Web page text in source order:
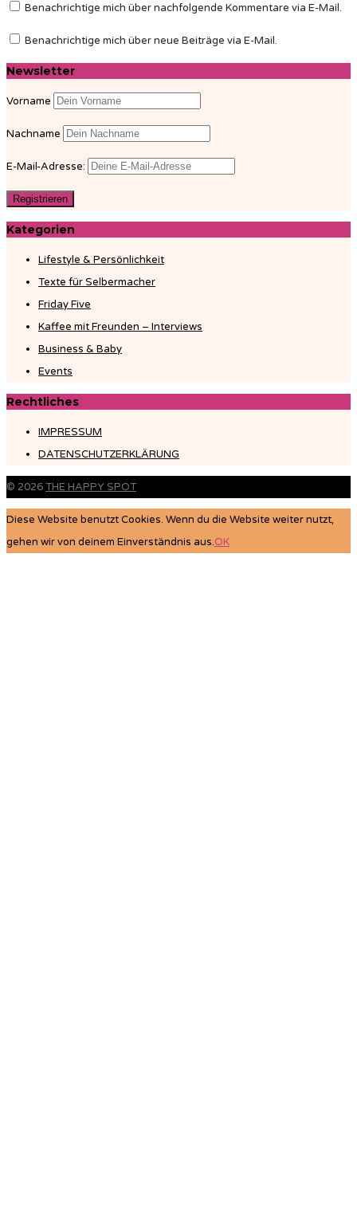
Benachrichtige mich über nachfolgende Kommentare via E-Mail.
Benachrichtige mich über neue Beiträge via E-Mail.
Newsletter
Vorname
Nachname
E-Mail-Adresse:
Kategorien
Lifestyle & Persönlichkeit
Texte für Selbermacher
Friday Five
Kaffee mit Freunden – Interviews
Business & Baby
Events
Rechtliches
IMPRESSUM
DATENSCHUTZERKLÄRUNG
© 2026THE HAPPY SPOT
Diese Website benutzt Cookies. Wenn du die Website weiter nutzt,
gehen wir von deinem Einverständnis aus.OK